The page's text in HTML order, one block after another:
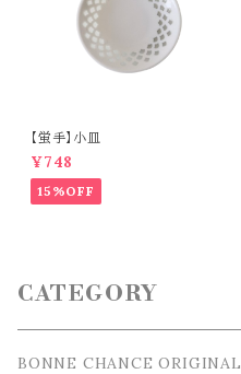
【蛍手】小皿
¥748
15%OFF
CATEGORY
BONNE CHANCE ORIGINAL